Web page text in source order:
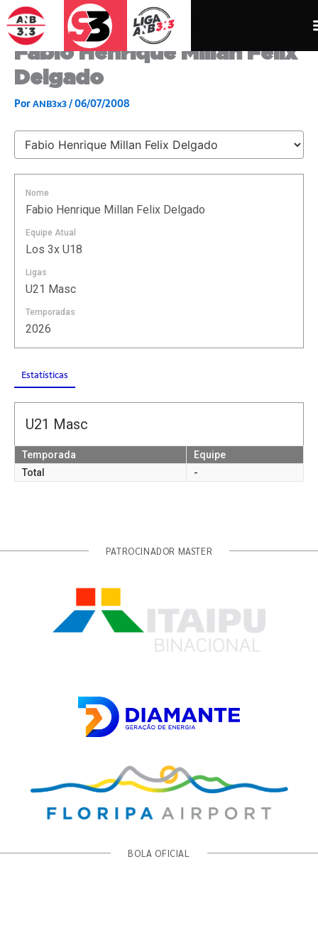
para
conteúdo
Fabio Henrique Millan Felix
Delgado
PorANB3x3/06/07/2008
Nome
Fabio Henrique Millan Felix Delgado
Equipe Atual
Los 3x U18
Ligas
U21 Masc
Temporadas
2026
Estatísticas
U21 Masc
Temporada
Equipe
Total
-
PATROCINADOR MASTER
BOLA OFICIAL